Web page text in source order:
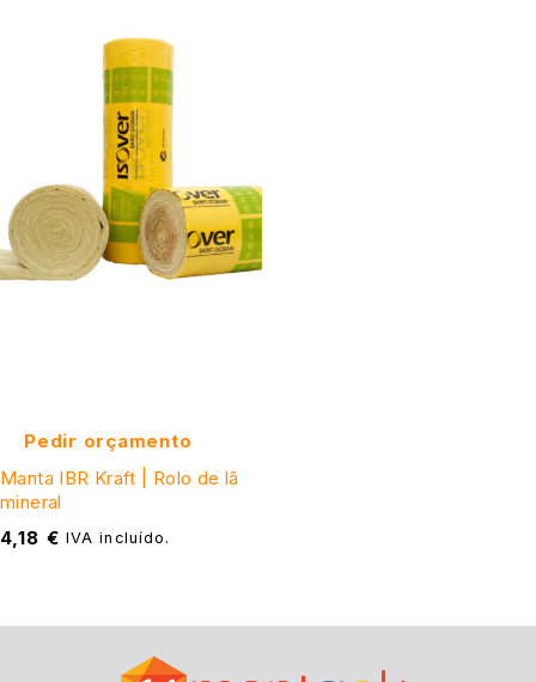
Pedir orçamento
Manta IBR Kraft | Rolo de lã
mineral
4,18 € IVA incluído.